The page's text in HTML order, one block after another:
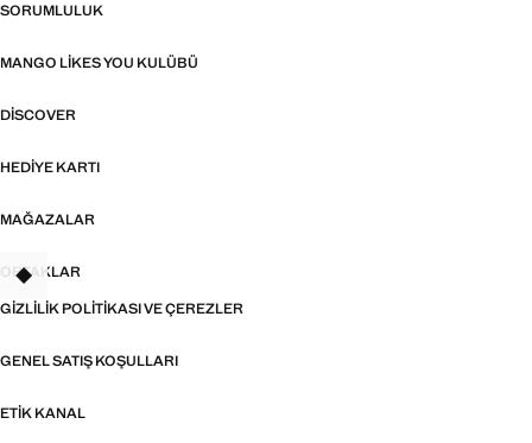
SORUMLULUK
MANGO LIKES YOU KULÜBÜ
DISCOVER
HEDIYE KARTI
MAĞAZALAR
ORTAKLAR
GIZLILIK POLITIKASI VE ÇEREZLER
GENEL SATIŞ KOŞULLARI
ETIK KANAL